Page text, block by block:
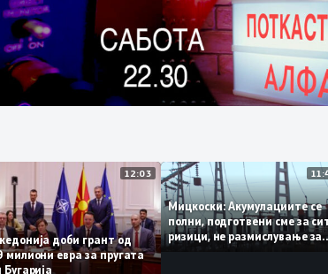
12:03
Македонија доби грант од
149 милиони евра за пругата
кон Бугарија
Мицкоски: Акумулациите
полни, подготвени сме
ризици, не размислување
поскапување на струјата